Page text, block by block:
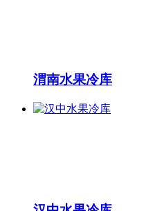
渭南水果冷库